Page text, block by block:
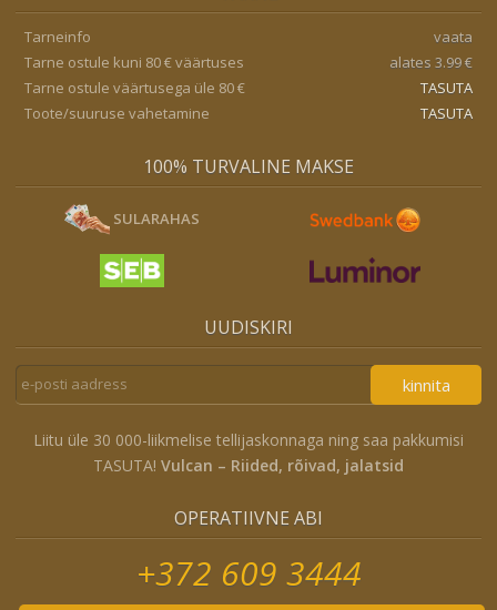
Tarneinfo
vaata
Tarne ostule kuni 80 € väärtuses
alates 3.99 €
Tarne ostule väärtusega üle 80 €
TASUTA
Toote/suuruse vahetamine
TASUTA
100% TURVALINE MAKSE
SULARAHAS
UUDISKIRI
kinnita
Liitu üle 30 000-liikmelise tellijaskonnaga ning saa pakkumisi
TASUTA! Vulcan – Riided, rõivad, jalatsid
OPERATIIVNE ABI
+372 609 3444